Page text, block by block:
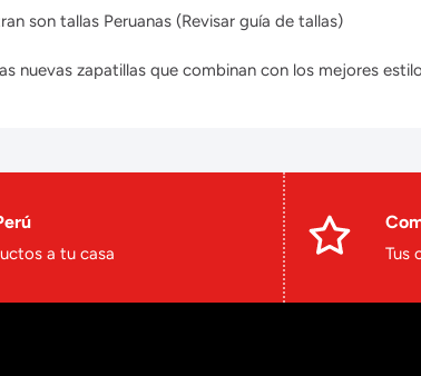
son tallas Peruanas (Revisar guía de tallas)
nuevas zapatillas que combinan con los mejores
a tu casa Tus